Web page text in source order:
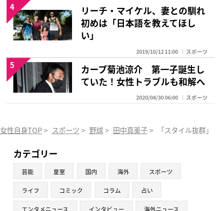
リーチ・マイケル、妻との馴れ
初めは「日本語を教えてほし
い」
2019/10/12 11:00 スポーツ
4
カープ菊池涼介 第一子誕生し
ていた！女性トラブルも和解へ
2020/04/30 06:00 スポーツ
5
女性自身TOP > スポーツ > 野球 > 田中真美子 > 「スタイル抜群」
カテゴリー
芸能 皇室 国内 海外 スポーツ
ライフ コミック コラム 占い
エンタメニュース インタビュー 海外ニュース